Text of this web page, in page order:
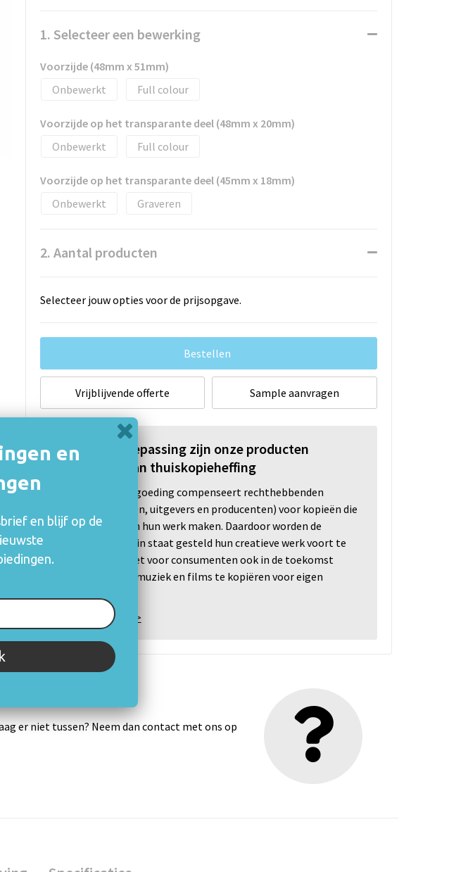
1. Selecteer een bewerking
Voorzijde (48mm x 51mm)
Onbewerkt
Full colour
Voorzijde op het transparante deel (48mm x 20mm)
Onbewerkt
Full colour
Voorzijde op het transparante deel (45mm x 18mm)
Onbewerkt
Graveren
2. Aantal producten
Selecteer jouw opties voor de prijsopgave.
Bestellen
Vrijblijvende offerte Sample aanvragen
Indien van toepassing zijn onze producten
onderhevig aan thuiskopieheffing
De thuiskopievergoeding compenseert rechthebbenden
(auteurs, artiesten, uitgevers en producenten) voor kopieën die
consumenten van hun werk maken. Daardoor worden de
rechthebbenden in staat gesteld hun creatieve werk voort te
zetten en blijft het voor consumenten ook in de toekomst
mogelijk om o.a. muziek en films te kopiëren voor eigen
Meer informatie >
er niet tussen? Neem dan contact met ons op
en
en blijf op de